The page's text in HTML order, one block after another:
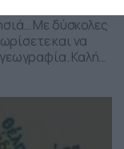
Με δύσκολες
και να
Καλή
–